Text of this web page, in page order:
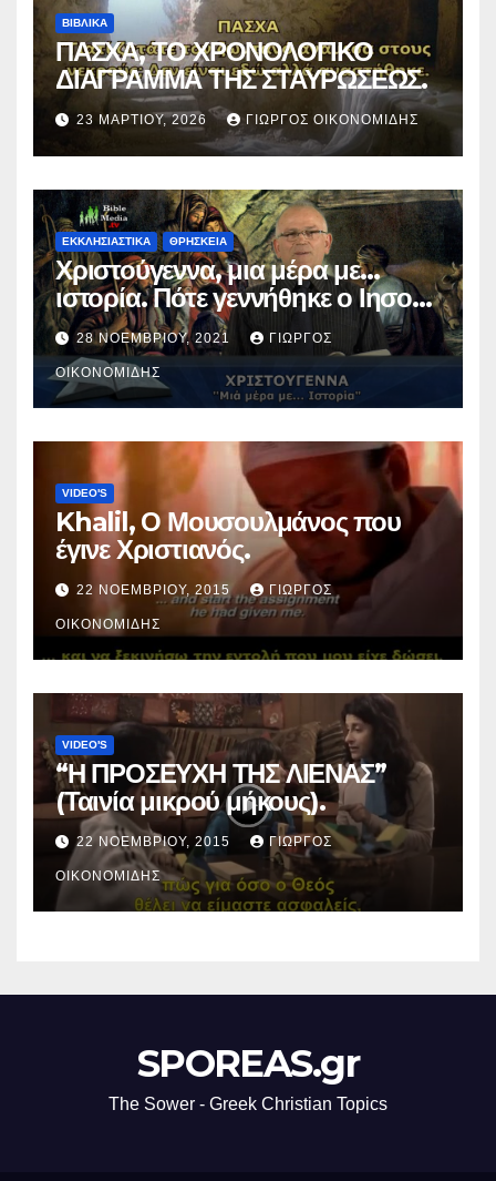
ΒΙΒΛΙΚΑ
ΠΑΣΧΑ, ΤΟ ΧΡΟΝΟΛΟΓΙΚΟ
ΔΙΑΓΡΑΜΜΑ ΤΗΣ ΣΤΑΥΡΩΣΕΩΣ.
23 ΜΑΡΤΊΟΥ, 2026 ΓΙΏΡΓΟΣ ΟΙΚΟΝΟΜΊΔΗΣ
ΕΚΚΛΗΣΙΑΣΤΙΚΑ ΘΡΗΣΚΕΙΑ
Χριστούγεννα, μια μέρα με…
ιστορία. Πότε γεννήθηκε ο Ιησούς
Χριστός; (Βίντεο).
28 ΝΟΕΜΒΡΊΟΥ, 2021 ΓΙΏΡΓΟΣ
ΟΙΚΟΝΟΜΊΔΗΣ
VIDEO'S
Khalil, Ο Μουσουλμάνος που
έγινε Χριστιανός.
22 ΝΟΕΜΒΡΊΟΥ, 2015 ΓΙΏΡΓΟΣ
ΟΙΚΟΝΟΜΊΔΗΣ
VIDEO'S
“Η ΠΡΟΣΕΥΧΗ ΤΗΣ ΛΙΕΝΑΣ”
(Ταινία μικρού μήκους).
22 ΝΟΕΜΒΡΊΟΥ, 2015 ΓΙΏΡΓΟΣ
ΟΙΚΟΝΟΜΊΔΗΣ
SPOREAS.gr
The Sower - Greek Christian Topics